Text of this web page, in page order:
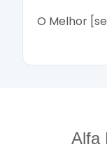
O Melhor
Alfa